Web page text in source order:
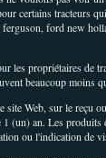
certains tracteurs
ferguson, ford new
les propriétaires de
beaucoup moins
Web, sur le reçu
(un) an. Les
ou l'indication de